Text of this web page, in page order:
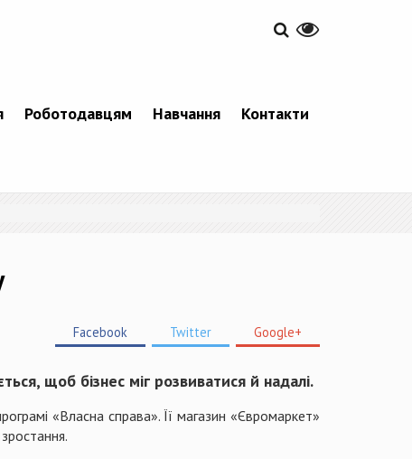
Роботодавцям Навчання Контакти
Facebook Twitter Google+
щоб бізнес міг розвиватися й надалі.
«Власна справа». Її магазин «Євромаркет»